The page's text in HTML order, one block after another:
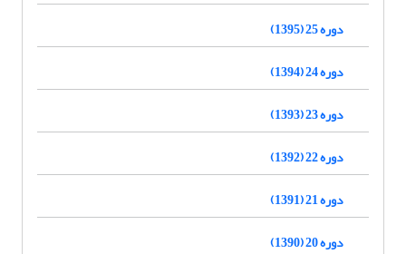
دوره 25 (1395)
دوره 24 (1394)
دوره 23 (1393)
دوره 22 (1392)
دوره 21 (1391)
دوره 20 (1390)